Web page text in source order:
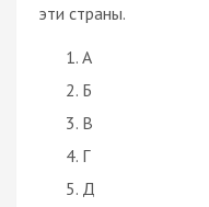
эти страны.
А
Б
В
Г
Д